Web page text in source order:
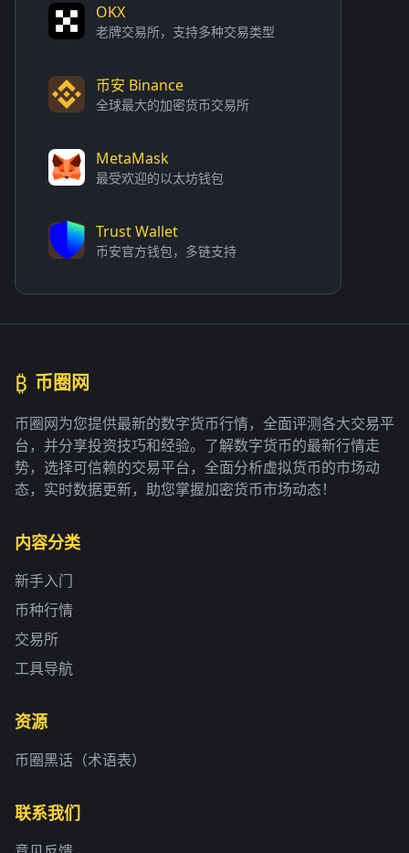
OKX
老牌交易所，支持多种交易类型
币安 Binance
全球最大的加密货币交易所
MetaMask
最受欢迎的以太坊钱包
Trust Wallet
币安官方钱包，多链支持
₿ 币圈网
币圈网为您提供最新的数字货币行情，全面评测各大交易平
台，并分享投资技巧和经验。了解数字货币的最新行情走
势，选择可信赖的交易平台，全面分析虚拟货币的市场动
态，实时数据更新，助您掌握加密货币市场动态！
内容分类
新手入门
币种行情
交易所
工具导航
资源
币圈黑话（术语表）
联系我们